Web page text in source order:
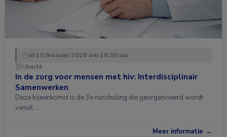
di 10 februari 2026 om 16:30 uur
Utrecht
In de zorg voor mensen met hiv: Interdisciplinair
Samenwerken
Deze bijeenkomst is de 3e nascholing die georganiseerd wordt
vanuit …
Meer informatie →